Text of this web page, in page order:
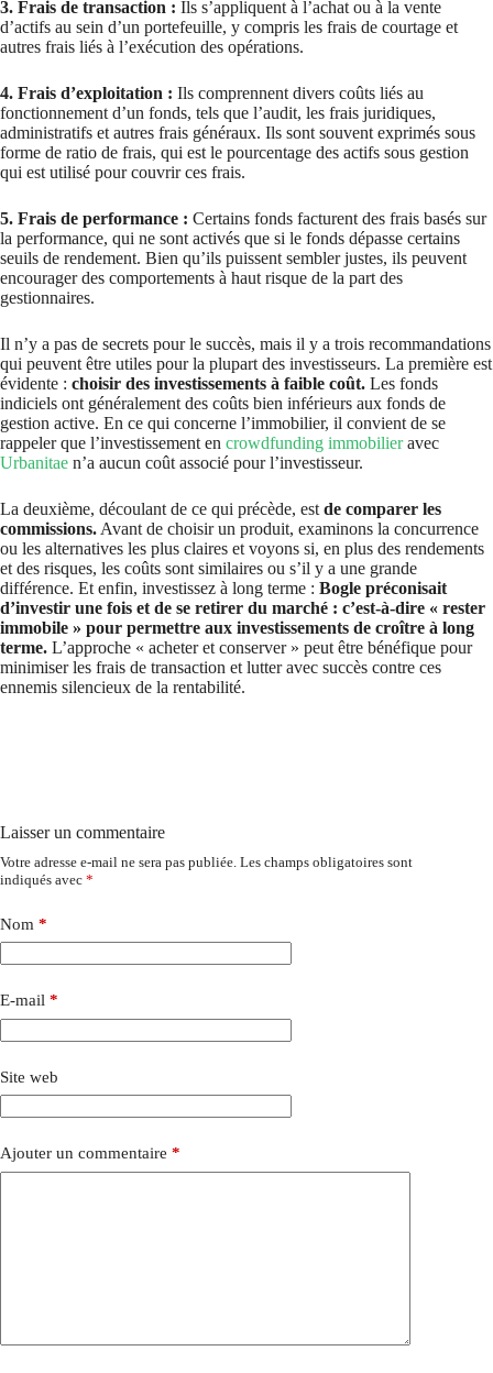
3. Frais de transaction : Ils s’appliquent à l’achat ou à la vente
d’actifs au sein d’un portefeuille, y compris les frais de courtage et
autres frais liés à l’exécution des opérations.
4. Frais d’exploitation : Ils comprennent divers coûts liés au
fonctionnement d’un fonds, tels que l’audit, les frais juridiques,
administratifs et autres frais généraux. Ils sont souvent exprimés sous
forme de ratio de frais, qui est le pourcentage des actifs sous gestion
qui est utilisé pour couvrir ces frais.
5. Frais de performance : Certains fonds facturent des frais basés sur
la performance, qui ne sont activés que si le fonds dépasse certains
seuils de rendement. Bien qu’ils puissent sembler justes, ils peuvent
encourager des comportements à haut risque de la part des
gestionnaires.
Il n’y a pas de secrets pour le succès, mais il y a trois recommandations
qui peuvent être utiles pour la plupart des investisseurs. La première est
évidente : choisir des investissements à faible coût. Les fonds
indiciels ont généralement des coûts bien inférieurs aux fonds de
gestion active. En ce qui concerne l’immobilier, il convient de se
rappeler que l’investissement en crowdfunding immobilieravec
Urbanitae n’a aucun coût associé pour l’investisseur.
La deuxième, découlant de ce qui précède, est de comparer les
commissions. Avant de choisir un produit, examinons la concurrence
ou les alternatives les plus claires et voyons si, en plus des rendements
et des risques, les coûts sont similaires ou s’il y a une grande
différence. Et enfin, investissez à long terme : Bogle préconisait
d’investir une fois et de se retirer du marché : c’est-à-dire « rester
immobile » pour permettre aux investissements de croître à long
terme. L’approche « acheter et conserver » peut être bénéfique pour
minimiser les frais de transaction et lutter avec succès contre ces
ennemis silencieux de la rentabilité.
Laisser un commentaire
Votre adresse e-mail ne sera pas publiée. Les champs obligatoires sont
indiqués avec *
Nom *
E-mail *
Site web
Ajouter un commentaire *